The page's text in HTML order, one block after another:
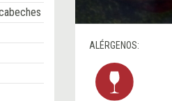
ALÉRGENOS: